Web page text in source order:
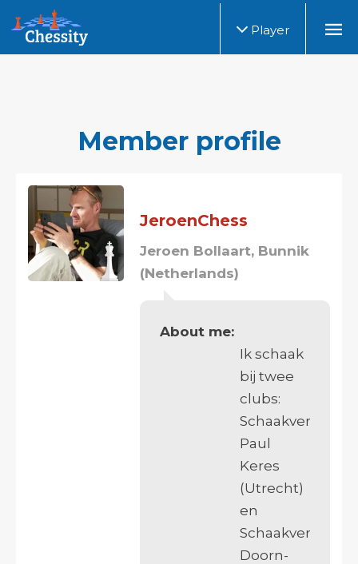
Player
Member profile
JeroenChess
Jeroen Bollaart, Bunnik
(Netherlands)
About me:
Ik schaak
bij twee
clubs:
Paul
Keres
(Utrecht)
en
Doorn-